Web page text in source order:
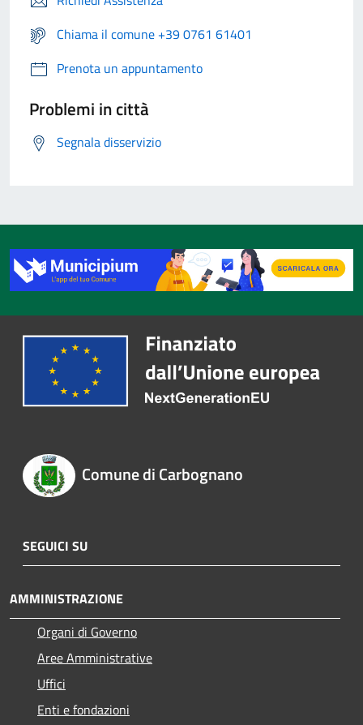
Chiama il comune +39 0761 61401
Prenota un appuntamento
Problemi in città
Segnala disservizio
Comune di Carbognano
SEGUICI SU
AMMINISTRAZIONE
Organi di Governo
Aree Amministrative
Uffici
Enti e fondazioni